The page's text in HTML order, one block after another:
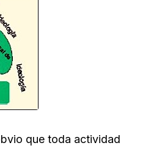
que toda actividad